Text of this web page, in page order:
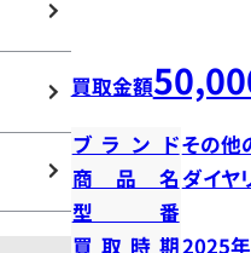
買取金額
ブランドその他
商品名ダイヤ
型番
買取時期2025